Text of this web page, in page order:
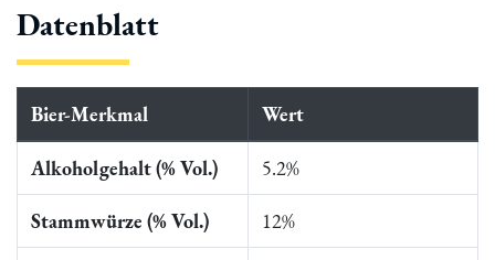
Datenblatt
Bier-Merkmal Wert
Alkoholgehalt (% Vol.) 5.2%
Stammwürze (% Vol.) 12%